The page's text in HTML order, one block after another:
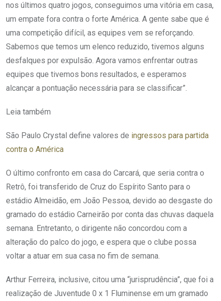
nos últimos quatro jogos, conseguimos uma vitória em casa,
um empate fora contra o forte América. A gente sabe que é
uma competição difícil, as equipes vem se reforçando.
Sabemos que temos um elenco reduzido, tivemos alguns
desfalques por expulsão. Agora vamos enfrentar outras
equipes que tivemos bons resultados, e esperamos
alcançar a pontuação necessária para se classificar”.
Leia também
São Paulo Crystal define valores de ingressos para partida
contra o América
O último confronto em casa do Carcará, que seria contra o
Retrô, foi transferido de Cruz do Espírito Santo para o
estádio Almeidão, em João Pessoa, devido ao desgaste do
gramado do estádio Carneirão por conta das chuvas daquela
semana. Entretanto, o dirigente não concordou com a
alteração do palco do jogo, e espera que o clube possa
voltar a atuar em sua casa no fim de semana.
Arthur Ferreira, inclusive, citou uma “jurisprudência”, que foi a
realização de Juventude 0 x 1 Fluminense em um gramado